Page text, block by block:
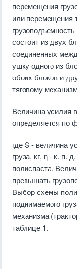
перемещения
или перемещения
состоит из двух
соединенных
ушку одного из
обоих блоков и
тяговому
Величина усилия
определяется по
где S - величина
груза, кг, η - к. п.
полиспаста.
превышать
Выбор схемы
поднимаемого
механизма
таблице 1.